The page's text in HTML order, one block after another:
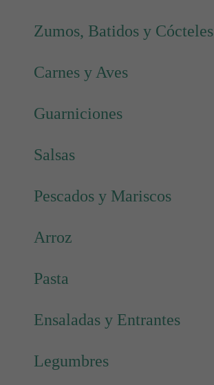
Zumos, Batidos y Cócteles
Carnes y Aves
Guarniciones
Salsas
Pescados y Mariscos
Arroz
Pasta
Ensaladas y Entrantes
Legumbres